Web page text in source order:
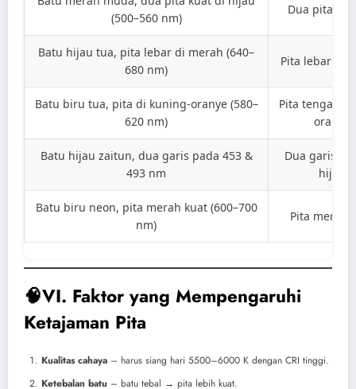
(500–560 nm)
Dua pita di
Batu hijau tua, pita lebar di merah (640–
680 nm)
Pita lebar di
Batu biru tua, pita di kuning-oranye (580–
620 nm)
Pita tengah
oranye
Batu hijau zaitun, dua garis pada 453 &
493 nm
Dua garis di
hijau
Batu biru neon, pita merah kuat (600–700
nm)
Pita merah
🧠VI. Faktor yang Mempengaruhi
Ketajaman Pita
Kualitas cahaya – harus siang hari 5500–6000 K dengan CRI tinggi.
Ketebalan batu – batu tebal → pita lebih kuat.